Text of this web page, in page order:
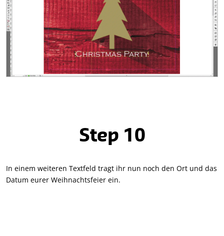
Step 10
In einem weiteren Textfeld tragt ihr nun noch den Ort und das
Datum eurer Weihnachtsfeier ein.